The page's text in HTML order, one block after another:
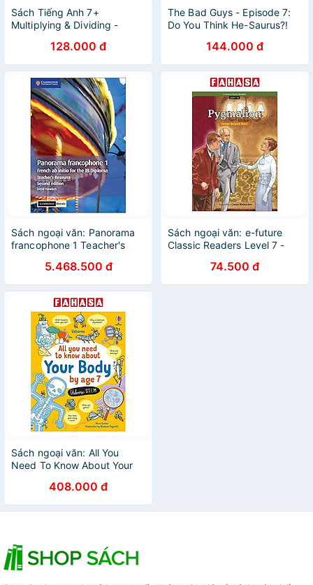
Sách Tiếng Anh 7+
Multiplying & Dividing -
128.000 đ
The Bad Guys - Episode 7:
Do You Think He-Saurus?!
144.000 đ
Sách ngoại văn: Panorama
francophone 1 Teacher's
Elevate: French ab Initio for
the IB Diploma (French
Edition)
5.468.500 đ
Sách ngoại văn: e-future
Classic Readers Level 7 -
74.500 đ
Sách ngoại văn: All You
Need To Know About Your
408.000 đ